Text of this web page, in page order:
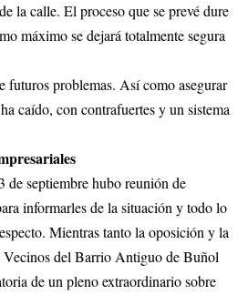
la calle. El proceso que se prevé dure
máximo se dejará totalmente segura
futuros problemas. Así como asegurar
caído, con contrafuertes y un sistema
de septiembre hubo reunión de
informarles de la situación y todo lo
Mientras tanto la oposición y la
del Barrio Antiguo de Buñol
de un pleno extraordinario sobre